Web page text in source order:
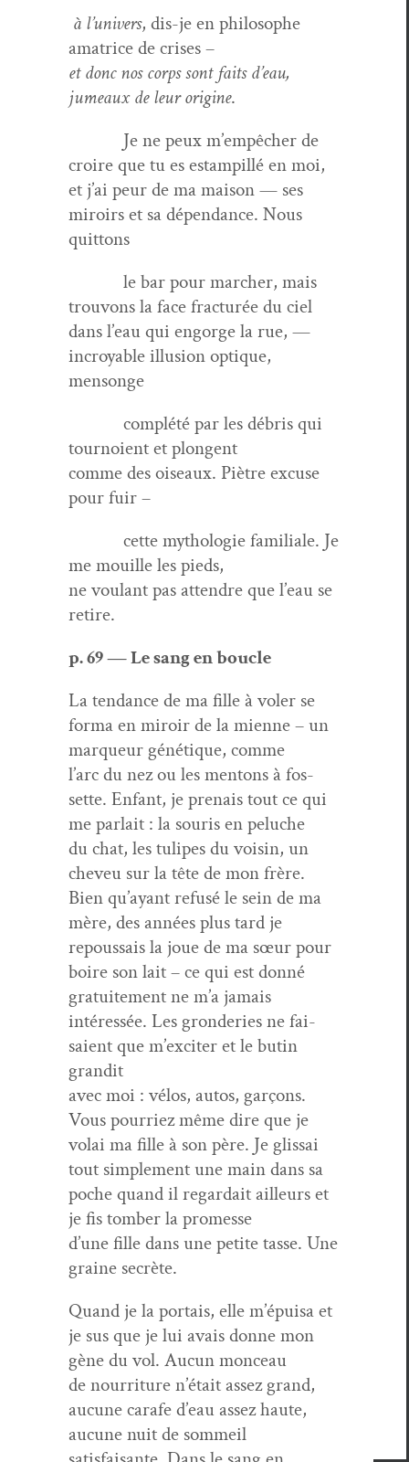
à l’univers, dis-je en philosophe
ama­trice de crises –
et donc nos corps sont faits d’eau,
jumeaux de leur orig­ine.
Je ne peux m’empêcher de
croire que tu es estampil­lé en moi,
et j’ai peur de ma mai­son — ses
miroirs et sa dépen­dance. Nous
quittons
le bar pour marcher, mais
trou­vons la face frac­turée du ciel
dans l’eau qui engorge la rue, —
incroy­able illu­sion optique,
mensonge
com­plété par les débris qui
tournoient et plongent
comme des oiseaux. Piètre excuse
pour fuir –
cette mytholo­gie famil­iale. Je
me mouille les pieds,
ne voulant pas atten­dre que l’eau se
retire.
p. 69 — Le sang en boucle
La ten­dance de ma fille à vol­er se
for­ma en miroir de la mienne – un
mar­queur géné­tique, comme
l’arc du nez ou les men­tons à fos­
sette. Enfant, je pre­nais tout ce qui
me par­lait : la souris en peluche
du chat, les tulipes du voisin, un
cheveu sur la tête de mon frère.
Bien qu’ayant refusé le sein de ma
mère, des années plus tard je
repous­sais la joue de ma sœur pour
boire son lait – ce qui est donné
gra­tu­ite­ment ne m’a jamais
intéressée. Les gron­deries ne fai­
saient que m’exciter et le butin
grandit
avec moi : vélos, autos, garçons.
Vous pour­riez même dire que je
volai ma fille à son père. Je glissai
tout sim­ple­ment une main dans sa
poche quand il regar­dait ailleurs et
je fis tomber la promesse
d’une fille dans une petite tasse. Une
graine secrète.
Quand je la por­tais, elle m’épuisa et
je sus que je lui avais donne mon
gène du vol. Aucun monceau
de nour­ri­t­ure n’était assez grand,
aucune carafe d’eau assez haute,
aucune nuit de sommeil